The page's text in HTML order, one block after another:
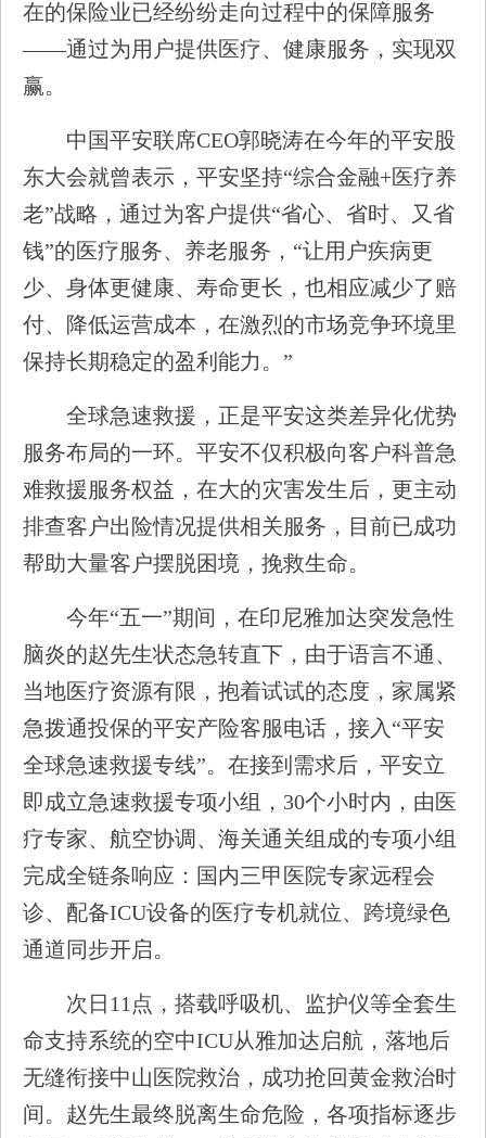
在的保险业已经纷纷走向过程中的保障服务
——通过为用户提供医疗、健康服务，实现双
赢。
中国平安联席CEO郭晓涛在今年的平安股
东大会就曾表示，平安坚持“综合金融+医疗养
老”战略，通过为客户提供“省心、省时、又省
钱”的医疗服务、养老服务，“让用户疾病更
少、身体更健康、寿命更长，也相应减少了赔
付、降低运营成本，在激烈的市场竞争环境里
保持长期稳定的盈利能力。”
全球急速救援，正是平安这类差异化优势
服务布局的一环。平安不仅积极向客户科普急
难救援服务权益，在大的灾害发生后，更主动
排查客户出险情况提供相关服务，目前已成功
帮助大量客户摆脱困境，挽救生命。
今年“五一”期间，在印尼雅加达突发急性
脑炎的赵先生状态急转直下，由于语言不通、
当地医疗资源有限，抱着试试的态度，家属紧
急拨通投保的平安产险客服电话，接入“平安
全球急速救援专线”。在接到需求后，平安立
即成立急速救援专项小组，30个小时内，由医
疗专家、航空协调、海关通关组成的专项小组
完成全链条响应：国内三甲医院专家远程会
诊、配备ICU设备的医疗专机就位、跨境绿色
通道同步开启。
次日11点，搭载呼吸机、监护仪等全套生
命支持系统的空中ICU从雅加达启航，落地后
无缝衔接中山医院救治，成功抢回黄金救治时
间。赵先生最终脱离生命危险，各项指标逐步